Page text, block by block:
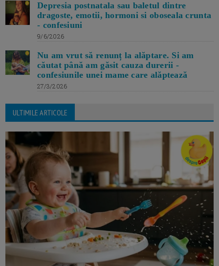
Depresia postnatala sau baletul dintre
dragoste, emotii, hormoni si oboseala crunta
- confesiuni
9/6/2026
Nu am vrut să renunț la alăptare. Si am
căutat până am găsit cauza durerii -
confesiunile unei mame care alăptează
27/3/2026
ULTIMILE ARTICOLE